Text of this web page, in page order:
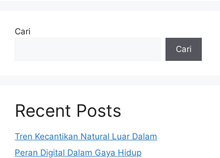
Cari
Cari
Recent Posts
Tren Kecantikan Natural Luar Dalam
Peran Digital Dalam Gaya Hidup